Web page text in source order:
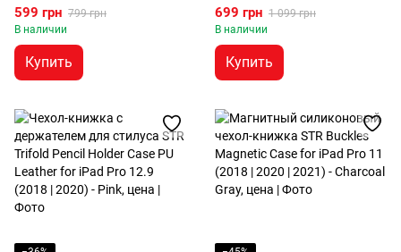
599 грн 799 грн
В наличии
Купить
Pro 12.9 (2018 | 2020 | 2021 |
2022) - Pink
699 грн 1 099 грн
В наличии
Купить